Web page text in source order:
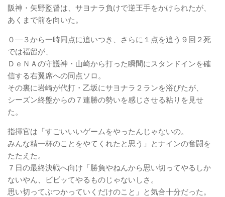
阪神・矢野監督は、サヨナラ負けで逆王手をかけられたが、
あくまで前を向いた。
０―３から一時同点に追いつき、さらに１点を追う９回２死
では福留が、
ＤｅＮＡの守護神・山崎から打った瞬間にスタンドインを確
信する右翼席への同点ソロ。
その裏に岩崎が代打・乙坂にサヨナラ２ランを浴びたが、
シーズン終盤からの７連勝の勢いを感じさせる粘りを見せ
た。
指揮官は「すごいいいゲームをやったんじゃないの。
みんな精一杯のことをやてくれたと思う」とナインの奮闘を
たたえた。
７日の最終決戦へ向け「勝負やねんから思い切ってやるしか
ないやん、ビビッてやるものじゃないしさ。
思い切ってぶつかっていくだけのこと」と気合十分だった。